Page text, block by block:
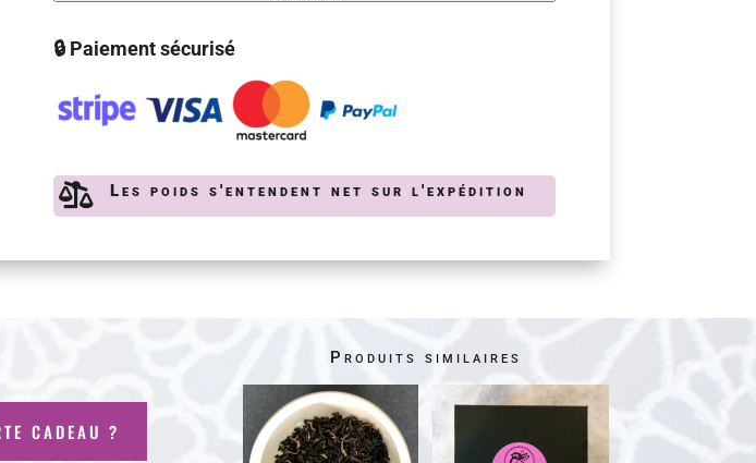
🔒 Paiement sécurisé
 Les poids s'entendent net sur l'expédition
CADEAU ?
Produits similaires